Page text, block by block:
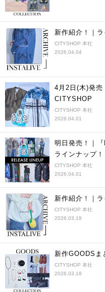
新作紹介！｜
CITYSHOP 本社
2026.04.04
4月2日(木)発
CITYSHOP
CITYSHOP 本社
2026.04.01
明日発売！｜
ラインナップ！
CITYSHOP 本社
2026.04.01
新作紹介！｜
CITYSHOP 本社
2026.03.19
新作GOODS
CITYSHOP 本社
2026.03.18